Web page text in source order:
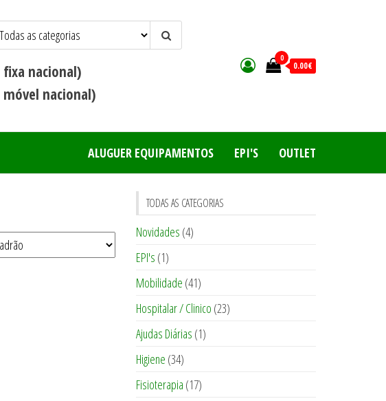
fixa nacional)
móvel nacional)
0
0.00€
OUTLET
EPI'S
ALUGUER EQUIPAMENTOS
TODAS AS CATEGORIAS
Novidades (4)
EPI's (1)
Mobilidade (41)
Hospitalar / Clinico (23)
Ajudas Diárias (1)
Higiene (34)
Fisioterapia (17)